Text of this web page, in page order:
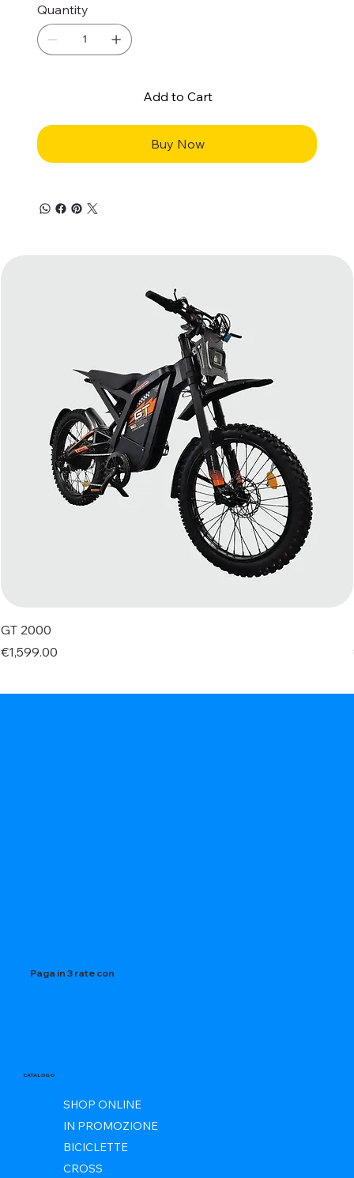
Quantity
Add to Cart
Buy Now
GT 2000
Price
€1,599.00
Paga in 3 rate con
CATALOGO
SHOP ONLINE
IN PROMOZIONE
BICICLETTE
CROSS